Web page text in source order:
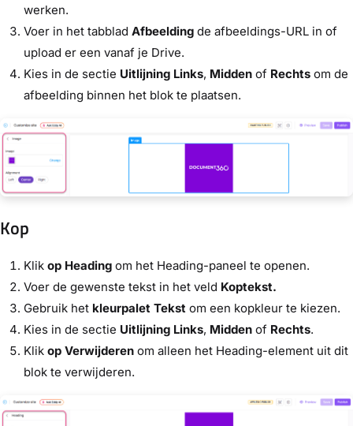
werken.
Voer in het tabblad Afbeelding de afbeeldings-URL in of
upload er een vanaf je Drive.
Kies in de sectie Uitlijning Links, Midden of Rechts om de
afbeelding binnen het blok te plaatsen.
Kop
Klik op Heading om het Heading-paneel te openen.
Voer de gewenste tekst in het veld Koptekst.
Gebruik het kleurpalet Tekst om een kopkleur te kiezen.
Kies in de sectie Uitlijning Links, Midden of Rechts.
Klik op Verwijderen om alleen het Heading-element uit dit
blok te verwijderen.